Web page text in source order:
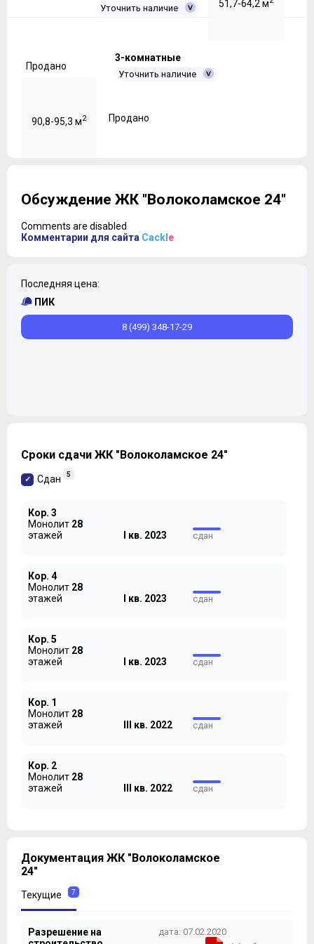
Уточнить наличие 51,7-64,2 м
Продано
3-комнатные
Уточнить наличие
90,8-95,3 м2 Продано
Обсуждение ЖК "Волоколамское 24"
Comments are disabled
Комментарии для сайта Cackl e
Последняя цена:
ПИК
8 (499) 348-17-29
Сроки сдачи ЖК "Волоколамское 24"
Сдан 5
Кор. 3
Монолит 28
этажей
I кв. 2023 сдан
Кор. 4
Монолит 28
этажей
I кв. 2023 сдан
Кор. 5
Монолит 28
этажей
I кв. 2023 сдан
Кор. 1
Монолит 28
этажей
III кв. 2022 сдан
Кор. 2
Монолит 28
этажей
III кв. 2022 сдан
Документация ЖК "Волоколамское
24"
Текущие 7
Разрешение на
дата: 07.02.2020